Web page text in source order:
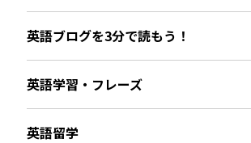
英語ブログを3分で読もう！
英語学習・フレーズ
英語留学